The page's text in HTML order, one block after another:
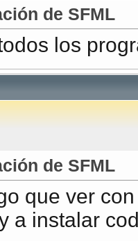
de SFML
los
de SFML
que ver
a instalar